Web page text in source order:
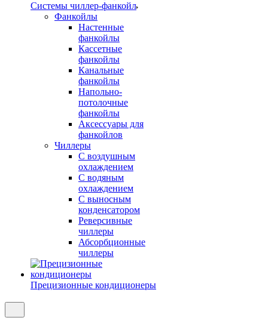
Системы чиллер-фанкойл
Фанкойлы
Настенные
фанкойлы
Кассетные
фанкойлы
Канальные
фанкойлы
Напольно-
потолочные
фанкойлы
Аксессуары для
фанкойлов
Чиллеры
С воздушным
охлаждением
С водяным
охлаждением
С выносным
конденсатором
Реверсивные
чиллеры
Абсорбционные
чиллеры
Прецизионные кондиционеры